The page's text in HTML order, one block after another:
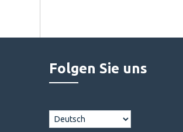
Folgen Sie uns